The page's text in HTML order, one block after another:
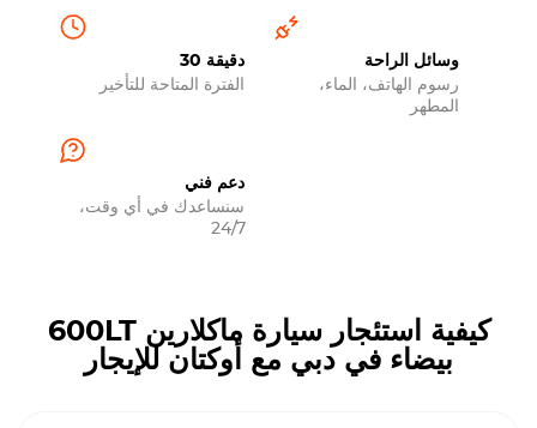
30 دقيقة
الفترة المتاحة للتأخير
وسائل الراحة
رسوم الهاتف، الماء،
المطهر
دعم فني
سنساعدك في أي وقت،
24/7
كيفية استئجار سيارة ماكلارين 600LT
بيضاء في دبي مع أوكتان للإيجار